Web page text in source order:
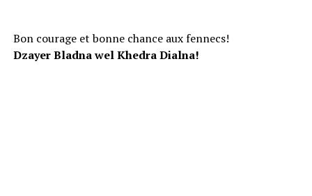
Bon courage et bonne chance aux fennecs!
Dzayer Bladna wel Khedra Dialna!